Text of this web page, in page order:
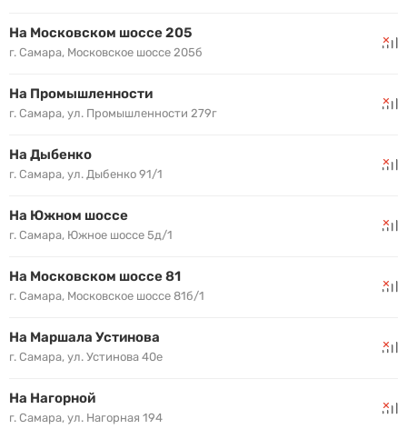
На Московском шоссе 205
г. Самара, Московское шоссе 205б
На Промышленности
г. Самара, ул. Промышленности 279г
На Дыбенко
г. Самара, ул. Дыбенко 91/1
На Южном шоссе
г. Самара, Южное шоссе 5д/1
На Московском шоссе 81
г. Самара, Московское шоссе 81б/1
На Маршала Устинова
г. Самара, ул. Устинова 40е
На Нагорной
г. Самара, ул. Нагорная 194